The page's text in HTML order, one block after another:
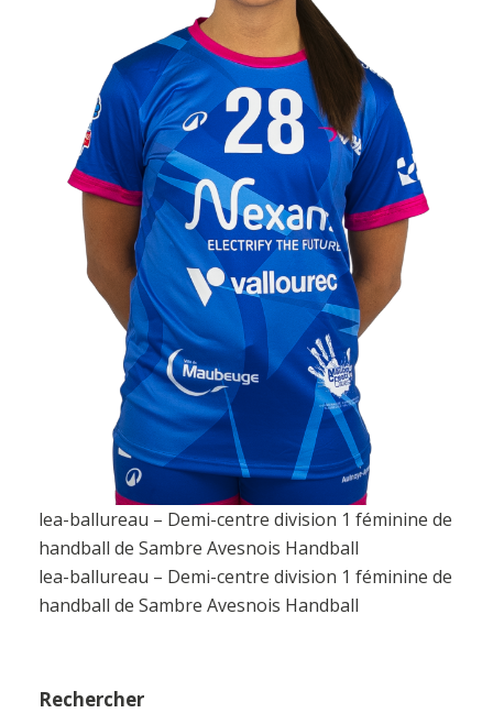
lea-ballureau – Demi-centre division 1 féminine de
handball de Sambre Avesnois Handball
lea-ballureau – Demi-centre division 1 féminine de
handball de Sambre Avesnois Handball
Rechercher